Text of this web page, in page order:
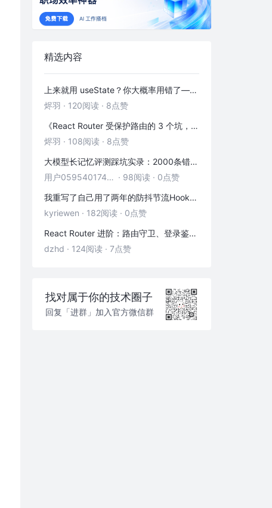
精选内容
上来就用 useState？你大概率用错了——useRef 的三种正确打开方式
烬羽 · 120阅读 · 8点赞
《React Router 受保护路由的 3 个坑，第 2 个 90% 的人都踩过》
烬羽 · 108阅读 · 8点赞
大模型长记忆评测踩坑实录：2000条错位记忆，让我排查了整整3小时
用户05954017446 · 98阅读 · 0点赞
我重写了自己用了两年的防抖节流Hook——发现里面藏着3个隐藏bug
kyriewen · 182阅读 · 0点赞
React Router 进阶：路由守卫、登录鉴权与状态传递
dzhd · 124阅读 · 7点赞
找对属于你的技术圈子
回复「进群」加入官方微信群